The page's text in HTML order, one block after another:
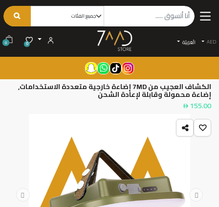
AED الْعَرَبيّة 0
0
الكشاف العجيب من 7MD إضاءة خارجية متعددة الاستخدامات,
إضاءة محمولة وقابلة لإعادة الشحن
155.00